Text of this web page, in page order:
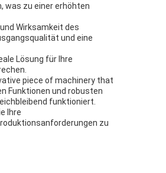
was zu einer erhöhten
Wirksamkeit des
und eine
Lösung für Ihre
piece of machinery that
Funktionen und robusten
funktioniert.
Ihre
zu